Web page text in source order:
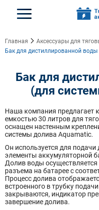
Главная
Аксессуары для
Бак для дистиллированной
Бак для
(для
Наша компания предлагает
емкостью 30 литров для
оснащен настенным
системы долива Aquamatic.
Он используется для
элементы аккумуляторной
Долив воды осуществляется
разъема на батарее с
Процесс долива
встроенного в трубку
закрываются, индикатор
завершение долива.